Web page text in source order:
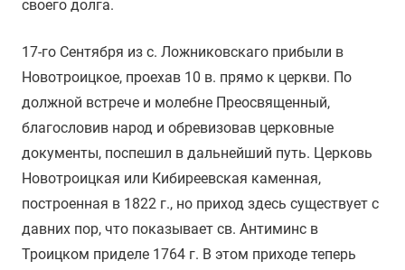
своего долга.
17-го Сентября из с. Ложниковскаго прибыли в
Новотроицкое, проехав 10 в. прямо к церкви. По
должной встрече и молебне Преосвященный,
благословив народ и обревизовав церковные
документы, поспешил в дальнейший путь. Церковь
Новотроицкая или Кибиреевская каменная,
построенная в 1822 г., но приход здесь существует с
давних пор, что показывает св. Антиминс в
Троицком приделе 1764 г. В этом приходе теперь